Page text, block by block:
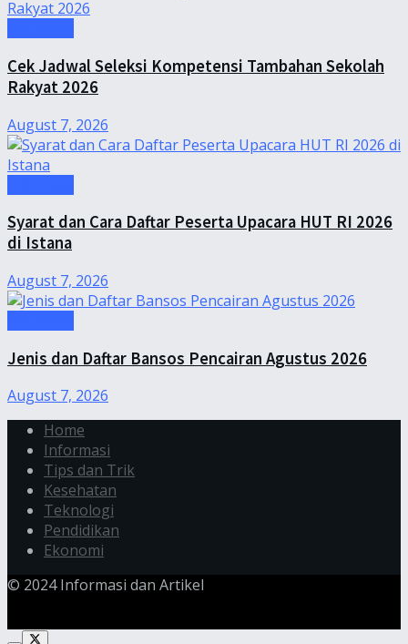
Cek Jadwal Seleksi Kompetensi Tambahan Sekolah
Rakyat 2026
August 7, 2026
Syarat dan Cara Daftar Peserta Upacara HUT RI 2026
di Istana
August 7, 2026
Jenis dan Daftar Bansos Pencairan Agustus 2026
August 7, 2026
Home
Informasi
Tips dan Trik
Kesehatan
Teknologi
Pendidikan
Ekonomi
© 2024 Informasi dan Artikel